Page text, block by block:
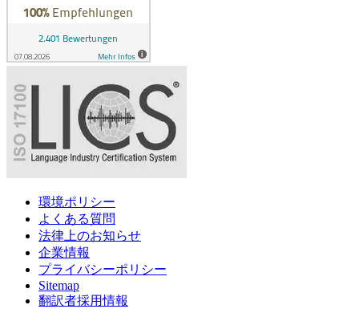
環境ポリシー
よくある質問
法律上のお知らせ
企業情報
プライバシーポリシー
Sitemap
翻訳者採用情報